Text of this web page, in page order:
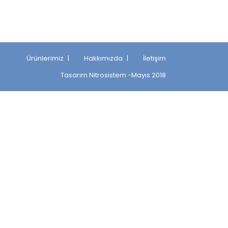
Ürünlerimiz Hakkımızda
İletişim
Tasarım Nitrosistem -Mayıs 2018